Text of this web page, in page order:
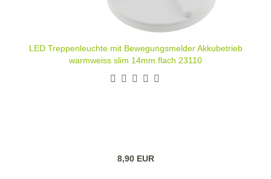
LED Treppenleuchte mit Bewegungsmelder Akkubetrieb
warmweiss slim 14mm flach 23110
8,90 EUR